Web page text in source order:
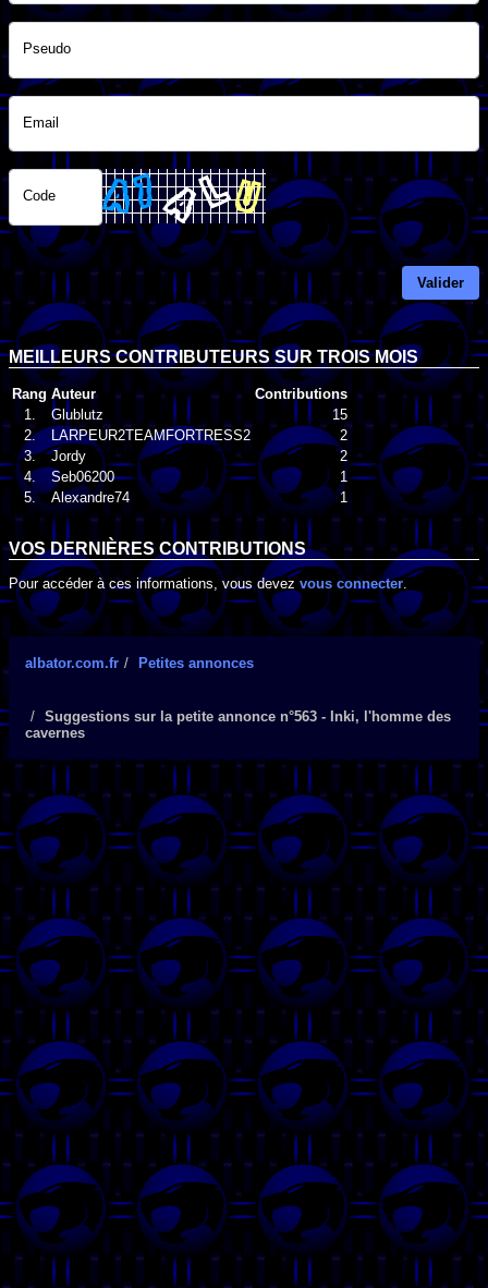
Pseudo
Email
Code
Valider
MEILLEURS CONTRIBUTEURS SUR TROIS MOIS
Rang Auteur
Contributions
1.
Glublutz
15
2.
LARPEUR2TEAMFORTRESS2
2
3.
Jordy
2
4.
Seb06200
1
5.
Alexandre74 1
VOS DERNIÈRES CONTRIBUTIONS
Pour accéder à ces informations, vous devez vous connecter
albator.com.fr Petites annonces
Suggestions sur la petite annonce n°563 - Inki, l'homme des
cavernes